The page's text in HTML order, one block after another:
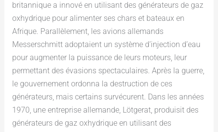
britannique a innové en utilisant des générateurs de gaz
oxhydrique pour alimenter ses chars et bateaux en
Afrique. Parallèlement, les avions allemands
Messerschmitt adoptaient un système d’injection d’eau
pour augmenter la puissance de leurs moteurs, leur
permettant des évasions spectaculaires. Après la guerre,
le gouvernement ordonna la destruction de ces
générateurs, mais certains survécurent. Dans les années
1970, une entreprise allemande, Lötgerat, produisit des
générateurs de gaz oxhydrique en utilisant des